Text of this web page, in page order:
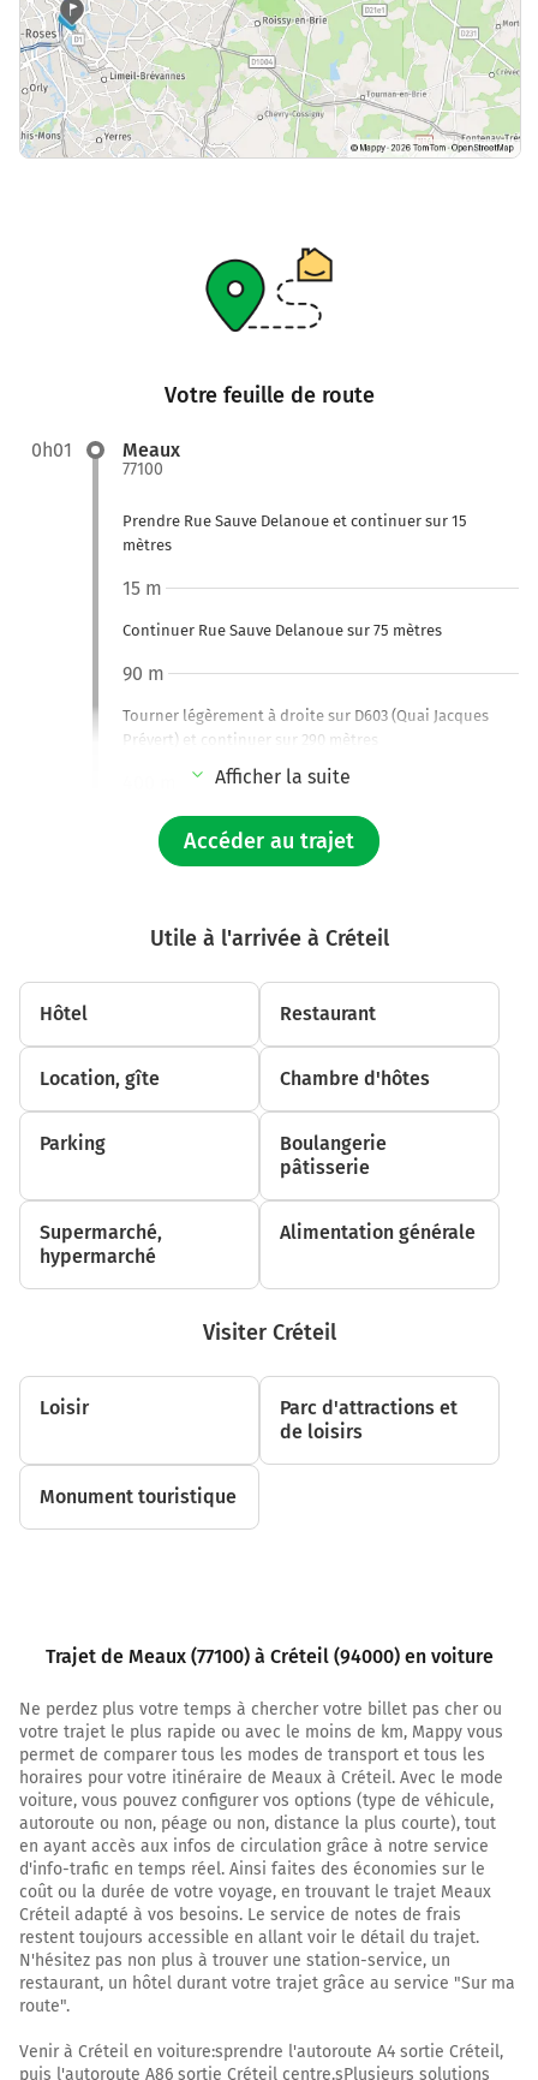
Votre feuille de route
0h01 Meaux
77100
Prendre Rue Sauve Delanoue et continuer sur 15
mètres
Continuer Rue Sauve Delanoue sur 75 mètres
15 m
Tourner légèrement à droite sur D603 (Quai Jacques
Prévert) et continuer sur 290 mètres
90 m
Continuer D603 (Place Lafayette) sur 70 mètres
Fayette) et continuer sur 80 mètres
450 m
Continuer A4 sur 25 mètres
A4
550 m
Tourner à gauche sur D603 (Cours Pinteville) et
continuer sur 120 mètres
550 m
Pont Jean Bureau
Rue François de Tessan
Au rond-point, prendre la 3ème sortie sur D360 et
continuer sur 2,8 kilomètres
Mareuil-lès-Meaux
La Hayette
Au rond-point, prendre la 3ème sortie sur la voie et
continuer sur 100 mètres
Melun
Marne-la-Vallée
5,2 km
Afficher la suite
Accéder au trajet
Utile à l'arrivée à Créteil
Hôtel Restaurant
Location, gîte Chambre d'hôtes
Parking
Boulangerie
pâtisserie
Supermarché,
hypermarché
Alimentation générale
Visiter Créteil
Loisir
Parc d'attractions et
de loisirs
Monument touristique
Trajet de Meaux (77100) à Créteil (94000) en voiture
Ne perdez plus votre temps à chercher votre billet pas cher ou
votre trajet le plus rapide ou avec le moins de km, Mappy vous
permet de comparer tous les modes de transport et tous les
horaires pour votre itinéraire de Meaux à Créteil. Avec le mode
voiture, vous pouvez configurer vos options (type de véhicule,
autoroute ou non, péage ou non, distance la plus courte), tout
en ayant accès aux infos de circulation grâce à notre service
d'info-trafic en temps réel. Ainsi faites des économies sur le
coût ou la durée de votre voyage, en trouvant le trajet Meaux
Créteil adapté à vos besoins. Le service de notes de frais
restent toujours accessible en allant voir le détail du trajet.
N'hésitez pas non plus à trouver une station-service, un
restaurant, un hôtel durant votre trajet grâce au service "Sur ma
route".
Venir à Créteil en voiture:sprendre l'autoroute A4 sortie Créteil,
puis l'autoroute A86 sortie Créteil centre.sPlusieurs solutions